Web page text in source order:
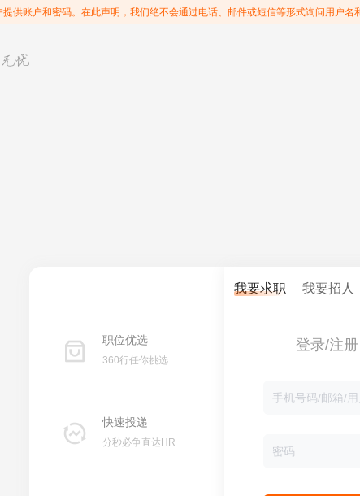
供账户和密码。在此声明，我们绝不会通过电话、邮件或短信等形式询问用户名
职位优选
360行任你挑选
快速投递
分秒必争直达HR
我要求职 我要招人
登录/注册